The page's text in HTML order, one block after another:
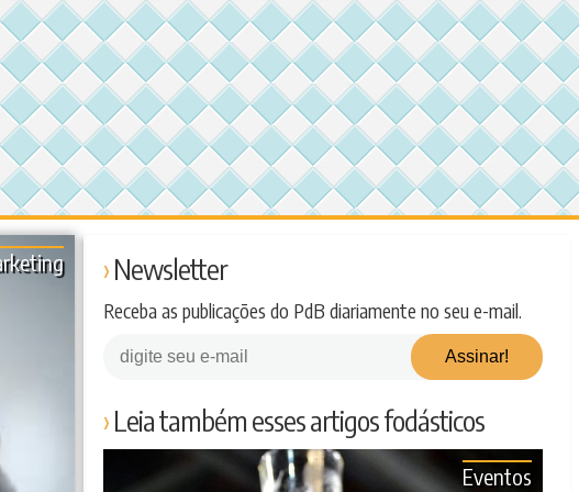
Newsletter
Receba as publicações do PdB diariamente no seu e-mail.
Leia também esses artigos fodásticos
Eventos